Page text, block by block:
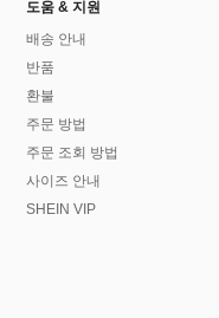
도움 & 지원
배송 안내
반품
환불
주문 방법
주문 조회 방법
사이즈 안내
SHEIN VIP